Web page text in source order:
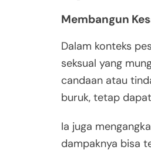
Membangun
Dalam konteks
seksual yang
candaan atau
buruk, tetap
Ia juga
dampaknya bisa